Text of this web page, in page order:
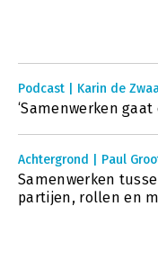
Podcast | Karin de
‘Samenwerken
Achtergrond | Paul
Samenwerken
partijen, rollen en